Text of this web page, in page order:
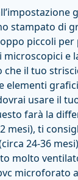
stampato di
piccoli
e
che il tuo
elementi
usare il
farà la
mesi), ti
24-36
molto
microforato